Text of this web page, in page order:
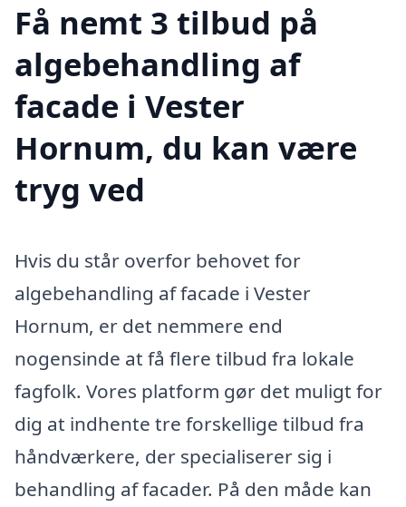
Få nemt 3 tilbud på
algebehandling af
facade i Vester
Hornum, du kan være
tryg ved
Hvis du står overfor behovet for
algebehandling af facade i Vester
Hornum, er det nemmere end
nogensinde at få flere tilbud fra lokale
fagfolk. Vores platform gør det muligt for
dig at indhente tre forskellige tilbud fra
håndværkere, der specialiserer sig i
behandling af facader. På den måde kan